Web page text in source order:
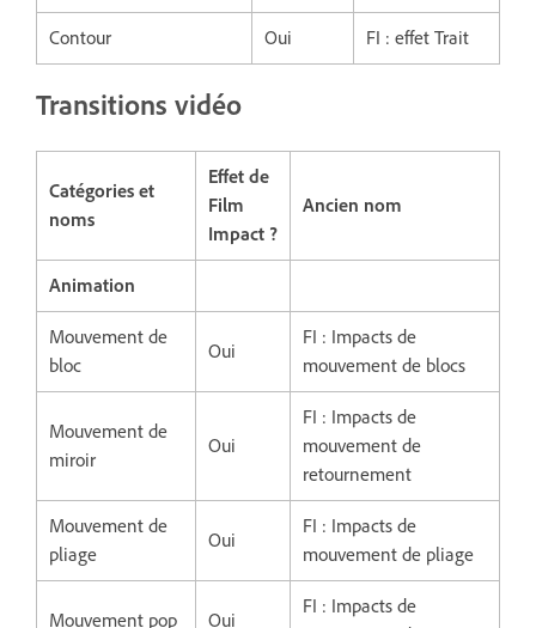
Contour Oui FI : effet Trait
Transitions vidéo
Catégories et
noms
Effet de
Film
Impact ?
Ancien nom
Animation
Mouvement de
bloc
Oui
FI : Impacts de
mouvement de blocs
Mouvement de
miroir
Oui
FI : Impacts de
mouvement de
retournement
Mouvement de
pliage
Oui
FI : Impacts de
mouvement de pliage
Mouvement pop Oui
FI : Impacts de